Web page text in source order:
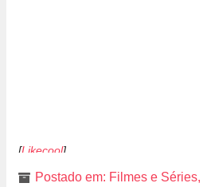
[Likecool]
Postado em: Filmes e Séries,